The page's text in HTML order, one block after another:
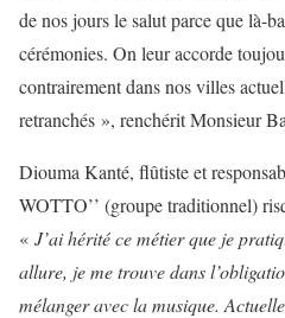
de nos jours le salut parce que là-
cérémonies. On leur accorde
contrairement dans nos villes
retranchés », renchérit Monsieur
Diouma Kanté, flûtiste et
WOTTO’’ (groupe traditionnel)
« J’ai hérité ce métier que je
allure, je me trouve dans
mélanger avec la musique.